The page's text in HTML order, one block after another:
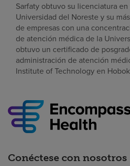
Sarfaty obtuvo su licenciatura
Universidad del Noreste y su
de empresas con una
de atención médica de la
obtuvo un certificado de
administración de atención
Institute of Technology en
Conéctese con nosotros